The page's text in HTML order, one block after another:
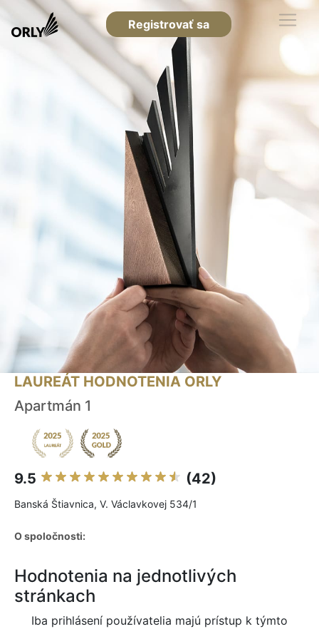
Registrovať sa
LAUREÁT HODNOTENIA ORLY
Apartmán 1
9.5 (42)
Banská Štiavnica, V. Václavkovej 534/1
O spoločnosti:
Hodnotenia na jednotlivých
stránkach
Iba prihlásení používatelia majú prístup k týmto